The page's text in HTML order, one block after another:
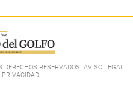
RESERVADOS. AVISO LEGAL
.